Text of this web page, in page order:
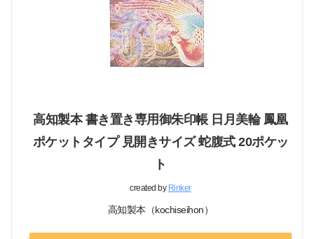
高知製本 書き置き専用御朱印帳 日月美輪 鳳凰
ポケットタイプ 見開きサイズ 蛇腹式 20ポケッ
ト
created by Rinker
高知製本（kochiseihon）